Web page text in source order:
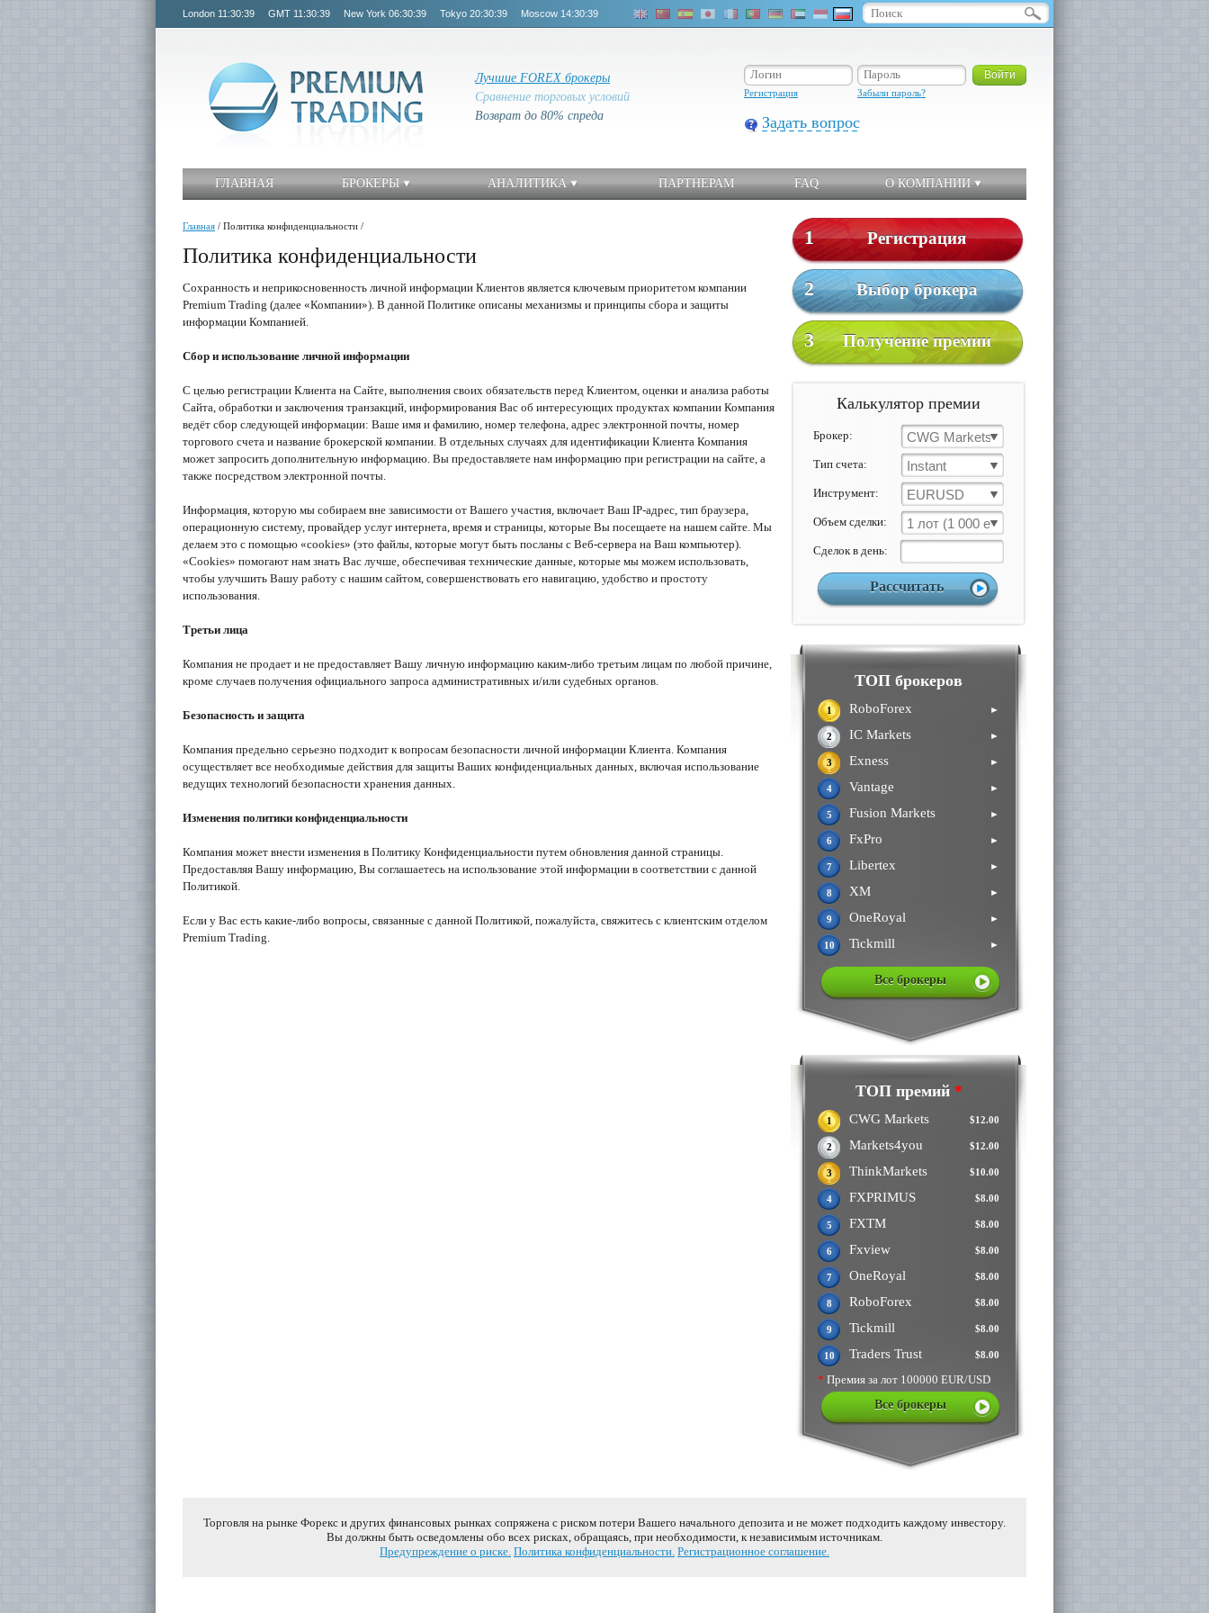
London 11:30:39 GMT 11:30:39 New York 06:30:39 Tokyo 20:30:39 Moscow 14:30:39
Лучшие FOREX брокеры
Сравнение торговых условий
Возврат до 80% спреда
Регистрация Забыли пароль?
Задать вопрос
ГЛАВНАЯ БРОКЕРЫ АНАЛИТИКА ПАРТНЕРАМ FAQ О КОМПАНИИ
1 Регистрация
2 Выбор брокера
3 Получение премии
Калькулятор премии
Брокер: CWG Markets
Тип счета: Instant
Инструмент: EURUSD
Объем сделки: 1 лот (1 000 ед)
Cделок в день:
ТОП брокеров
1 RoboForex ►
2 IC Markets ►
3 Exness ►
4 Vantage ►
5 Fusion Markets ►
6 FxPro ►
7 Libertex ►
8 XM ►
9 OneRoyal ►
10 Tickmill ►
Все брокеры
ТОП премий *
$12.00
1 CWG Markets
$12.00
2 Markets4you
$10.00
3 ThinkMarkets
$8.00
4 FXPRIMUS
$8.00
5 FXTM
$8.00
6 Fxview
$8.00
7 OneRoyal
$8.00
8 RoboForex
$8.00
9 Tickmill
$8.00
10 Traders Trust
* Премия за лот 100000 EUR/USD
Все брокеры
Главная / Политика конфиденциальности /
Политика конфиденциальности
Сохранность и неприкосновенность личной информации Клиентов является ключевым приоритетом компании
Premium Trading (далее «Компании»). В данной Политике описаны механизмы и принципы сбора и защиты
информации Компанией.
Сбор и использование личной информации
С целью регистрации Клиента на Сайте, выполнения своих обязательств перед Клиентом, оценки и анализа работы
Сайта, обработки и заключения транзакций, информирования Вас об интересующих продуктах компании Компания
ведёт сбор следующей информации: Ваше имя и фамилию, номер телефона, адрес электронной почты, номер
торгового счета и название брокерской компании. В отдельных случаях для идентификации Клиента Компания
может запросить дополнительную информацию. Вы предоставляете нам информацию при регистрации на сайте, а
также посредством электронной почты.
Информация, которую мы собираем вне зависимости от Вашего участия, включает Ваш IP-адрес, тип браузера,
операционную систему, провайдер услуг интернета, время и страницы, которые Вы посещаете на нашем сайте. Мы
делаем это с помощью «cookies» (это файлы, которые могут быть посланы с Веб-сервера на Ваш компьютер).
«Cookies» помогают нам знать Вас лучше, обеспечивая технические данные, которые мы можем использовать,
чтобы улучшить Вашу работу с нашим сайтом, совершенствовать его навигацию, удобство и простоту
использования.
Третьи лица
Компания не продает и не предоставляет Вашу личную информацию каким-либо третьим лицам по любой причине,
кроме случаев получения официального запроса административных и/или судебных органов.
Безопасность и защита
Компания предельно серьезно подходит к вопросам безопасности личной информации Клиента. Компания
осуществляет все необходимые действия для защиты Ваших конфиденциальных данных, включая использование
ведущих технологий безопасности хранения данных.
Изменения политики конфиденциальности
Компания может внести изменения в Политику Конфиденциальности путем обновления данной страницы.
Предоставляя Вашу информацию, Вы соглашаетесь на использование этой информации в соответствии с данной
Политикой.
Если у Вас есть какие-либо вопросы, связанные с данной Политикой, пожалуйста, свяжитесь с клиентским отделом
Premium Trading.
Торговля на рынке Форекс и других финансовых рынках сопряжена с риском потери Вашего начального депозита и не может подходить каждому инвестору.
Вы должны быть осведомлены обо всех рисках, обращаясь, при необходимости, к независимым источникам.
Предупреждение о риске. Политика конфиденциальности. Регистрационное соглашение.